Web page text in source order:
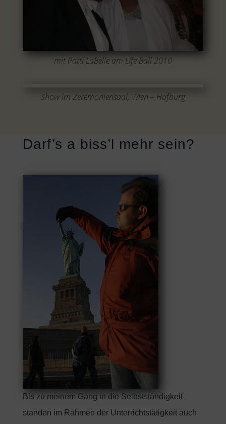
mit Patti LaBelle am Life Ball 2010
Show im Zeremoniensaal, Wien – Hofburg
Darf’s a biss’l mehr sein?
Bis zu meinem Gang in die Selbstständigkeit
standen im Rahmen der Unterrichtstätigkeit auch